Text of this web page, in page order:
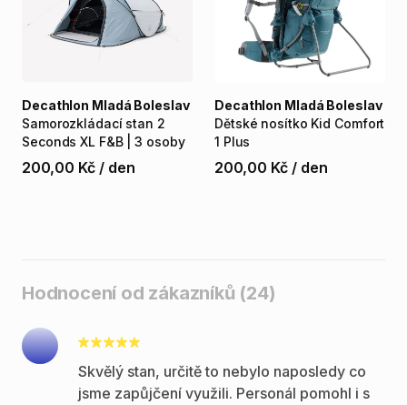
Samorozkládací stan 2
Seconds XL F&B 3 osoby
Decathlon Mladá Boleslav
200,00 Kč / den
Dětské nosítko Kid Comfort
1 Plus
Decathlon Mladá Boleslav
200,00 Kč / den
Hodnocení od zákazníků (24)
Skvělý stan, určitě to nebylo naposledy co
jsme zapůjčení využili. Personál pomohl i s